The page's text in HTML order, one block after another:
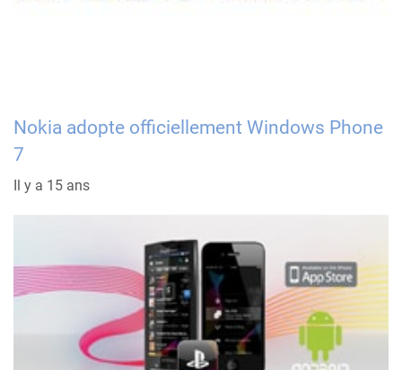
Nokia adopte officiellement Windows Phone
7
Il y a 15 ans